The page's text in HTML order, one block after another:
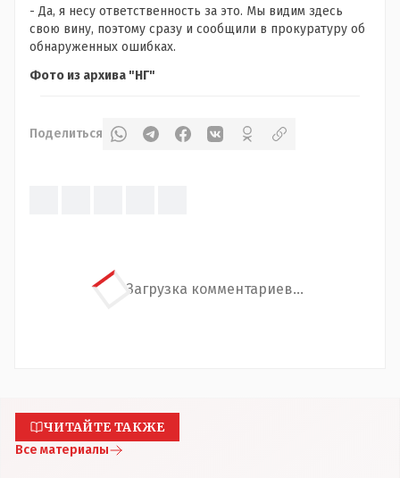
- Да, я несу ответственность за это. Мы видим здесь
свою вину, поэтому сразу и сообщили в прокуратуру об
обнаруженных ошибках.
Фото из архива "НГ"
Поделиться
Загрузка комментариев...
ЧИТАЙТЕ ТАКЖЕ
Все материалы